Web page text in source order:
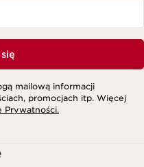
mailową informacji
promocjach itp. Więcej
Prywatności.